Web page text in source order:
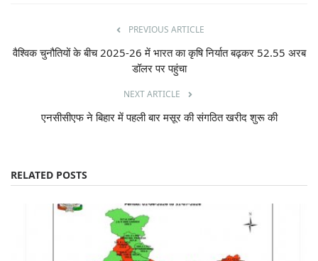
PREVIOUS ARTICLE
वैश्विक चुनौतियों के बीच 2025-26 में भारत का कृषि निर्यात बढ़कर 52.55 अरब
डॉलर पर पहुंचा
NEXT ARTICLE
एनसीसीएफ ने बिहार में पहली बार मसूर की संगठित खरीद शुरू की
RELATED POSTS